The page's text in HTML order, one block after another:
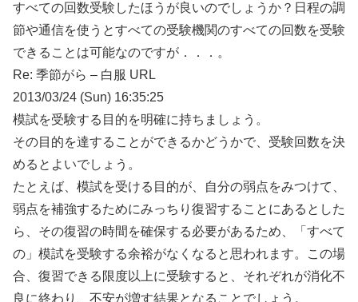
すべての回数受験したほうが良いのでしょうか？日程の調
節や通信を使うとすべての受験機関のすべての回数を受験
できることは可能なのですが．．．。
Re: 季節がら – 白服 URL
2013/03/24 (Sun) 16:35:25
模試を受験する目的を明確に持ちましょう。
その目的を達することができるかどうかで、受験回数を決
めるとよいでしょう。
たとえば、模試を受ける目的が、自分の弱点をみつけて、
弱点を補強するためにみっちり復習することにあるとした
ら、その復習の時間を確保する必要があるため、「すべて
の」模試を受験する余裕がなくなると思われます。この場
合、復習できる限度以上に受験すると、それぞれが消化不
良に終わり、不安が増す結果となることでしょう。